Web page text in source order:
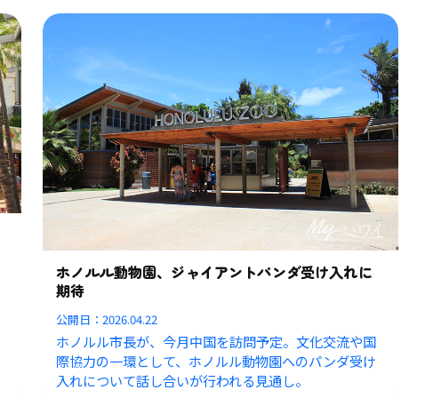
ホノルル動物園、ジャイアントパンダ受け入れに
期待
公開日：2026.04.22
ホノルル市長が、今月中国を訪問予定。文化交流や国
際協力の一環として、ホノルル動物園へのパンダ受け
入れについて話し合いが行われる見通し。